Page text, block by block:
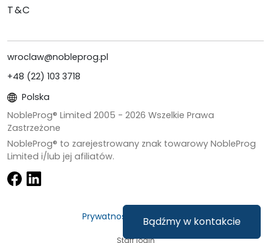
Bądźmy w kontakcie
T&C
wroclaw@nobleprog.pl
+48 (22) 103 3718
Polska
NobleProg® Limited 2005 - 2026 Wszelkie Prawa
Zastrzeżone
NobleProg® to zarejestrowany znak towarowy NobleProg
Limited i/lub jej afiliatów.
Prywatność & Ciasteczka
Staff login